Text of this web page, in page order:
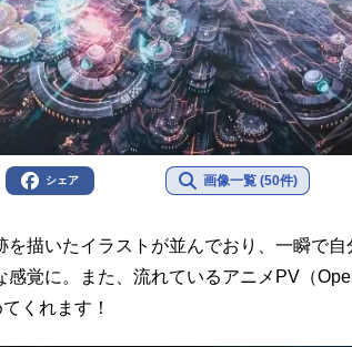
シェア 画像一覧 (50件)
描いたイラストが並んでおり、一瞬で自
覚に。また、流れているアニメPV（
くれます！